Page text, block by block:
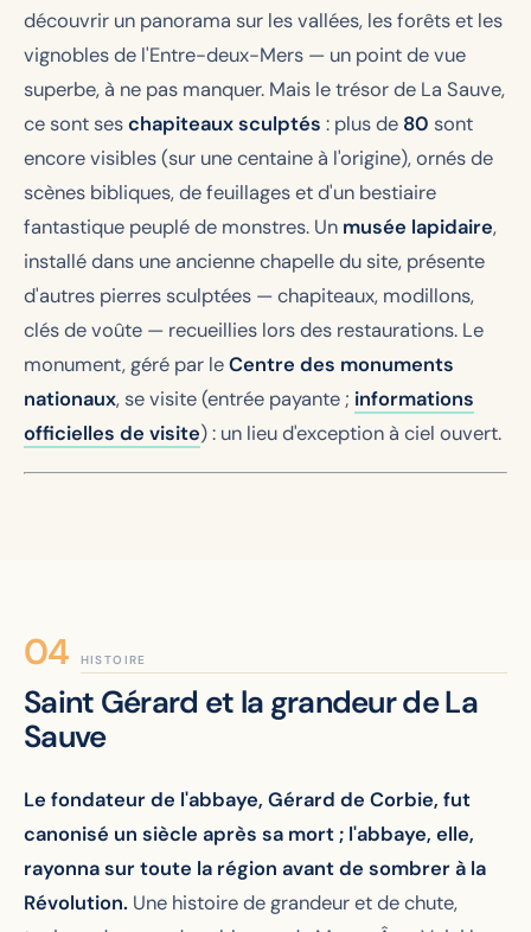
découvrir un panorama sur les vallées, les forêts et les
vignobles de l'Entre-deux-Mers — un point de vue
superbe, à ne pas manquer. Mais le trésor de La Sauve,
ce sont seschapiteaux sculptés : plus de 80 sont
encore visibles (sur une centaine à l'origine), ornés de
scènes bibliques, de feuillages et d'un bestiaire
fantastique peuplé de monstres. Un musée lapidaire,
installé dans une ancienne chapelle du site, présente
d'autres pierres sculptées — chapiteaux, modillons,
clés de voûte — recueillies lors des restaurations. Le
monument, géré par leCentre des monuments
nationaux, se visite (entrée payante ; informations
officielles de visite) : un lieu d'exception à ciel ouvert.
HISTOIRE
Saint Gérard et la grandeur de La
Sauve
Le fondateur de l'abbaye, Gérard de Corbie, fut
canonisé un siècle après sa mort ; l'abbaye, elle,
rayonna sur toute la région avant de sombrer à la
Révolution. Une histoire de grandeur et de chute,